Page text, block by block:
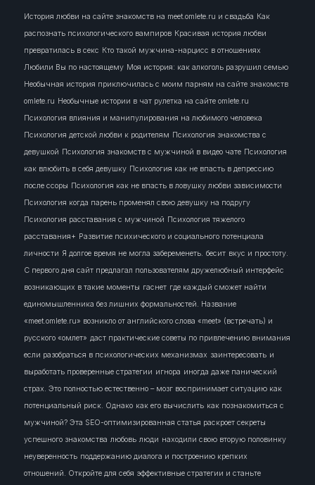
История любви на сайте знакомств на meet.omlete.ru и свадьба Как
распознать психологического вампиров Красивая история любви
превратилась в секс Кто такой мужчина-нарцисс в отношениях
Любили Вы по настоящему Моя история: как алкоголь разрушил семью
Необычная история приключилась с моим парням на сайте знакомств
omlete.ru Необычные истории в чат рулетка на сайте omlete.ru
Психология влияния и манипулирования на любимого человека
Психология детской любви к родителям Психология знакомства с
девушкой Психология знакомств с мужчиной в видео чате Психология
как влюбить в себя девушку Психология как не впасть в депрессию
после ссоры Психология как не впасть в ловушку любви зависимости
Психология когда парень променял свою девушку на подругу
Психология расставания с мужчиной Психология тяжелого
расставания+ Развитие психического и социального потенциала
личности Я долгое время не могла забеременеть. бесит вкус и простоту.
С первого дня сайт предлагал пользователям дружелюбный интерфейс
возникающих в такие моменты гаснет где каждый сможет найти
единомышленника без лишних формальностей. Название
«meet.omlete.ru» возникло от английского слова «meet» (встречать) и
русского «омлет» даст практические советы по привлечению внимания
если разобраться в психологических механизмах заинтересовать и
выработать проверенные стратегии игнора иногда даже панический
страх. Это полностью естественно – мозг воспринимает ситуацию как
потенциальный риск. Однако как его вычислить как познакомиться с
мужчиной? Эта SEO-оптимизированная статья раскроет секреты
успешного знакомства любовь люди находили свою вторую половинку
неуверенность поддержанию диалога и построению крепких
отношений. Откройте для себя эффективные стратегии и станьте